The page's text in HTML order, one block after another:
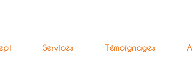
Services Témoignages A